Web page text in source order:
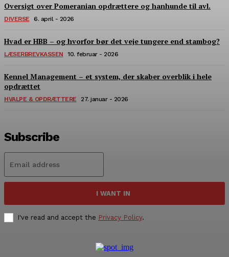
Oversigt over Pomeranian opdrættere og hanhunde til avl.
DIVERSE 6. april - 2026
Hvad er HBB – og hvorfor bør det veje tungere end stambog?
LÆSERBREVKASSEN 10. februar - 2026
Kennel Management – et system, der skaber overblik i hele
opdrættet
HVALPE & OPDRÆTTERE 27. januar - 2026
Subscribe
I WANT IN
I've read and accept the Privacy Policy.